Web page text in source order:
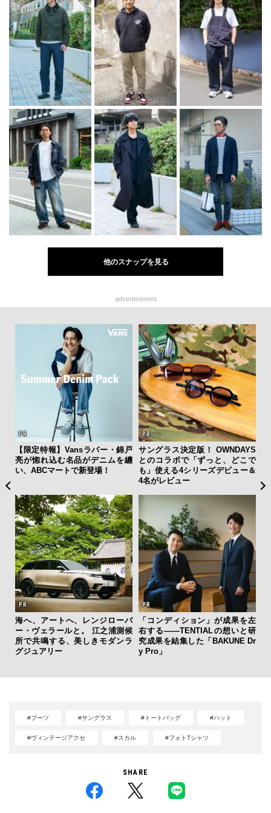
他のスナップを見る
advertisement
【限定特報】Vansラバー・錦戸
亮が惚れ込む名品がデニムを纏
い、ABCマートで新登場！
サングラス決定版！ OWNDAYS
とのコラボで「ずっと、どこで
も」使える4シリーズデビュー＆
4名がレビュー
海へ、アートへ、レンジローバ
ー・ヴェラールと。 江之浦測候
所で共鳴する、美しきモダンラ
グジュアリー
「コンディション」が成果を左
右する——TENTIALの想いと研
究成果を結集した「BAKUNE Dr
y Pro」
#ブーツ #サングラス #トートバッグ #ハット
#ヴィンテージアクセ #スカル #フォトTシャツ
SHARE